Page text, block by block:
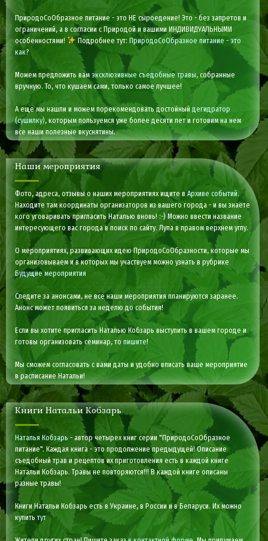
ПриродоСоОбразное питание - это НЕ сыроедение! Это - без запретов и
ограничений, а в согласии с Природой и вашими ИНДИВИДУАЛЬНЫМИ
особенностями!
Подробнее тут: ПриродоСоОбразное питание - это
как?
Можем предложить вам эксклюзивные съедобные травы, собранные
вручную. То, что кушаем сами, только самое лучшее!
А еще мы нашли и можем порекомендовать достойныйдегидратор
(сушилку), которым пользуемся уже более десяти лет и готовим на нем
все наши полезные вкуснятины.
Наши мероприятия
Фото, адреса, отзывы о наших мероприятиях ищите вАрхиве событий.
Находите там координаты организаторов из вашего города - и вы знаете
кого уговаривать пригласить Наталью вновь! :-) Можно ввести название
интересующего вас города в поиск по сайту. Лупа в правом верхнем углу.
О мероприятиях, развивающих идею ПриродоСоОбразности, которые мы
организовываем и в которых мы участвуем можно узнать в рубрике
Будущие мероприятия
Следите за анонсами, не все наши мероприятия планируются заранее.
Анонс может появиться за неделю до события!
Если вы хотите пригласить Наталью Кобзарь выступить в вашем городе и
готовы организовать семинар, топишите!
Мы сможем согласовать с вами даты и удобно вписать ваше мероприятие
в расписание Натальи!
Книги Натальи Кобзарь
Наталья Кобзарь - автор четырех книг серии "ПриродоСоОбразное
питание". Каждая книга - это продолжение предыдущей! Описание
съедобный трав и рецептов их приготовления есть в каждой книге
Натальи Кобзарь. Травы не повторяются!!! В каждой книге описаны
разные травы!
Книги Натальи Кобзарь есть в Украине, в России и в Беларуси. Их можно
купитьтут